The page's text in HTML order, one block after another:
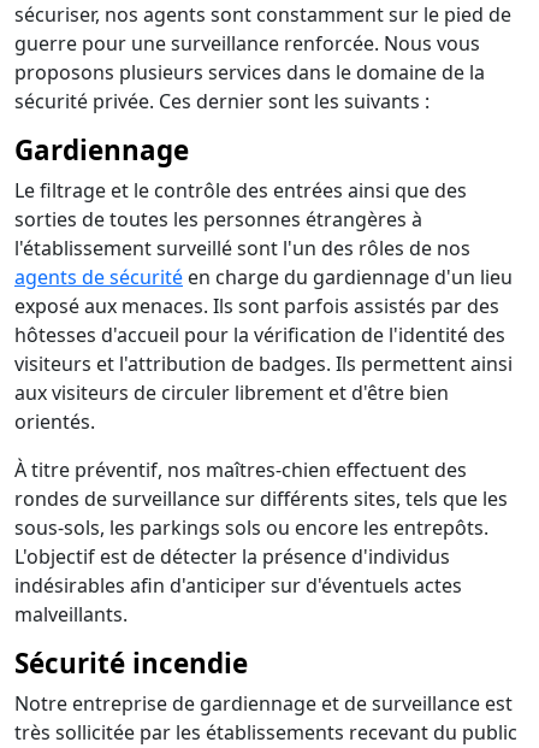
sécuriser, nos agents sont constamment sur le pied de
guerre pour une surveillance renforcée. Nous vous
proposons plusieurs services dans le domaine de la
sécurité privée. Ces dernier sont les suivants :
Gardiennage
Le filtrage et le contrôle des entrées ainsi que des
sorties de toutes les personnes étrangères à
l'établissement surveillé sont l'un des rôles de nos
agents de sécurité en charge du gardiennage d'un lieu
exposé aux menaces. Ils sont parfois assistés par des
hôtesses d'accueil pour la vérification de l'identité des
visiteurs et l'attribution de badges. Ils permettent ainsi
aux visiteurs de circuler librement et d'être bien
orientés.
À titre préventif, nos maîtres-chien effectuent des
rondes de surveillance sur différents sites, tels que les
sous-sols, les parkings sols ou encore les entrepôts.
L'objectif est de détecter la présence d'individus
indésirables afin d'anticiper sur d'éventuels actes
malveillants.
Sécurité incendie
Notre entreprise de gardiennage et de surveillance est
très sollicitée par les établissements recevant du public